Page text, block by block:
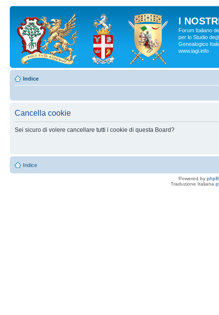
I
Forum Italiano
per lo Studio
Genealogico
www.iagi.info
Indice
Cancella cookie
Sei sicuro di volere cancellare tutti i cookie di questa Board?
Indice
Powered by
Traduzione Italiana